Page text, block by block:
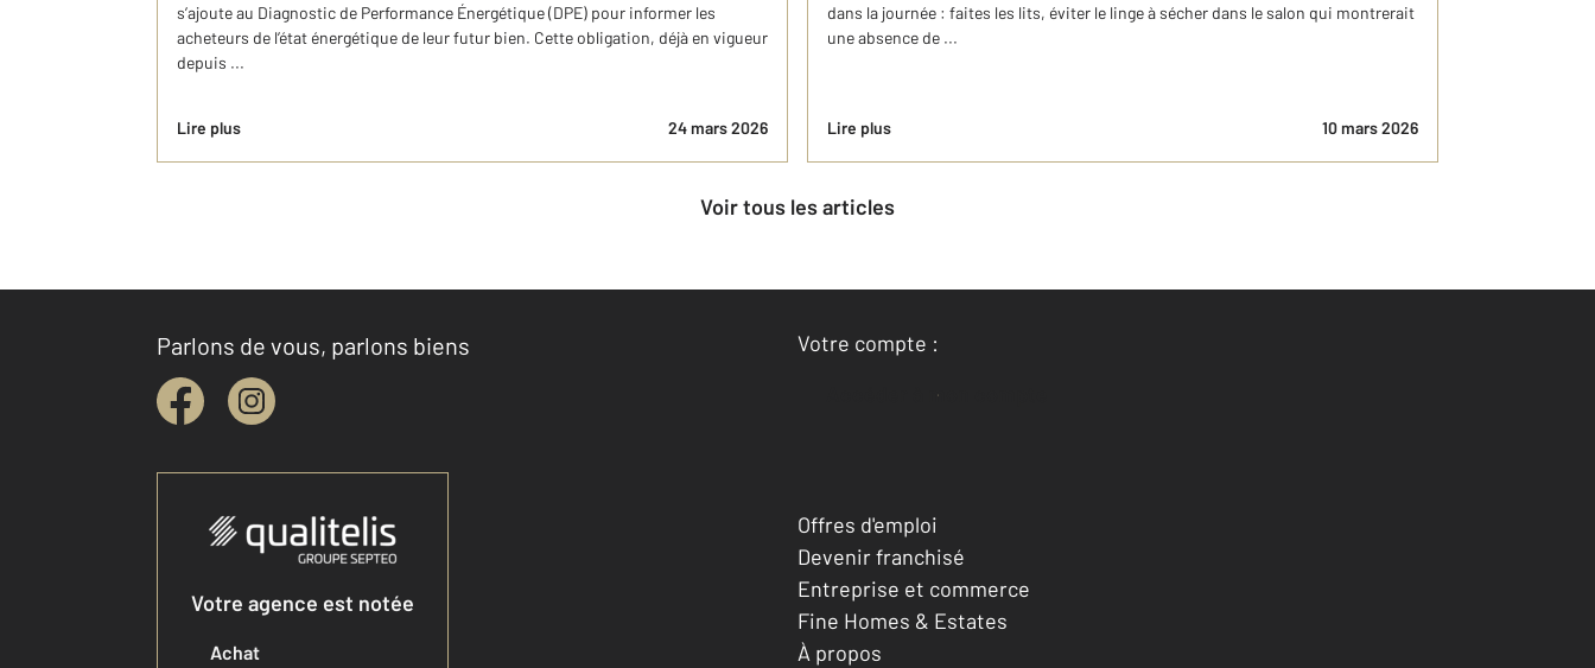
s’ajoute au Diagnostic de Performance Énergétique (DPE) pour informer les
acheteurs de l’état énergétique de leur futur bien. Cette obligation, déjà en vigueur
depuis ...
Lire plus 24 mars 2026
dans la journée : faites les lits, éviter le linge à sécher dans le salon qui montrerait
une absence de ...
Lire plus 10 mars 2026
Voir tous les articles
Parlons de vous, parlons biens
Votre compte :
Accéder à mon compte
Votre agence est notée
Achat
Offres d'emploi
Devenir franchisé
Entreprise et commerce
Fine Homes & Estates
À propos